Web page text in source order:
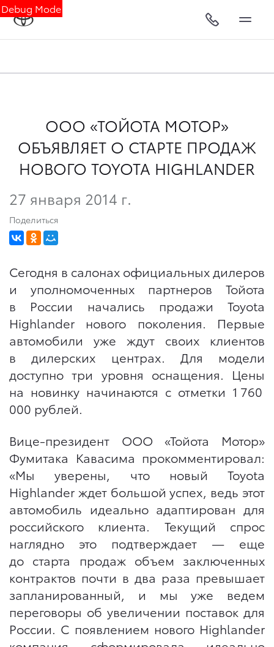
Debug Mode
ООО «ТОЙОТА МОТОР»
ОБЪЯВЛЯЕТ О СТАРТЕ ПРОДАЖ
НОВОГО TOYOTA HIGHLANDER
27 января 2014 г.
Поделиться
Сегодня в салонах официальных дилеров
и уполномоченных партнеров Тойота
в России начались продажи Toyota
Highlander нового поколения. Первые
автомобили уже ждут своих клиентов
в дилерских центрах. Для модели
доступно три уровня оснащения. Цены
на новинку начинаются с отметки 1 760
000 рублей.
Вице-президент ООО «Тойота Мотор»
Фумитака Кавасима прокомментировал:
«Мы уверены, что новый Toyota
Highlander ждет большой успех, ведь этот
автомобиль идеально адаптирован для
российского клиента. Текущий спрос
наглядно это подтверждает — еще
до старта продаж объем заключенных
контрактов почти в два раза превышает
запланированный, и мы уже ведем
переговоры об увеличении поставок для
России. С появлением нового Highlander